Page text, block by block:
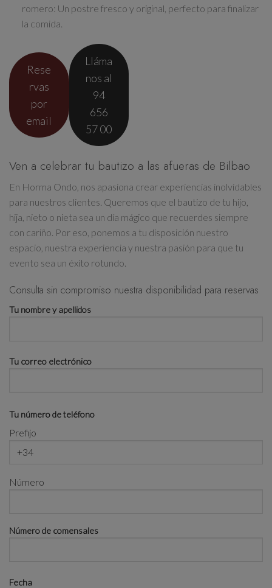
romero: Un postre fresco y original, perfecto para finalizar
la comida.
Rese
rvas
por
email
Lláma
nos al
94
656
57 00
Ven a celebrar tu bautizo a las afueras de Bilbao
En Horma Ondo, nos apasiona crear experiencias inolvidables
para nuestros clientes. Queremos que el bautizo de tu hijo,
hija, nieto o nieta sea un día mágico que recuerdes siempre
con cariño. Por eso, ponemos a tu disposición nuestro
espacio, nuestra experiencia y nuestra pasión para que tu
evento sea un éxito rotundo.
Consulta sin compromiso nuestra disponibilidad para reservas
Tu nombre y apellidos
Tu correo electrónico
Tu número de teléfono
Prefijo
Número
Número de comensales
Fecha